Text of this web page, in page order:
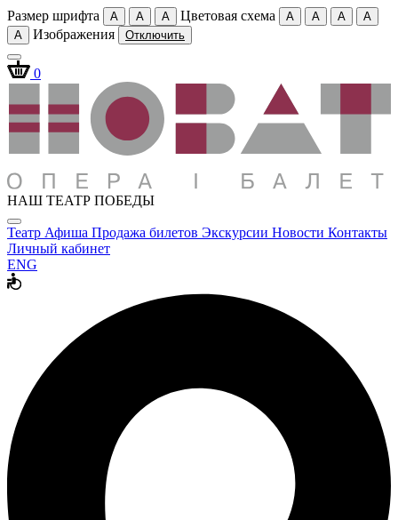
Размер шрифта A A A Цветовая схема A A A
A
A
Изображения Отключить
0
НАШ ТЕАТР ПОБЕДЫ
Театр Афиша Продажа билетов Экскурсии Новости Контакты
Личный кабинет
ENG